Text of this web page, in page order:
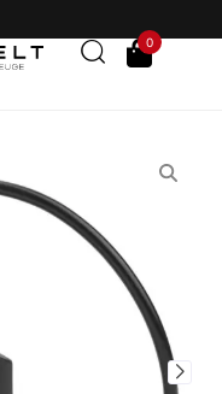
0